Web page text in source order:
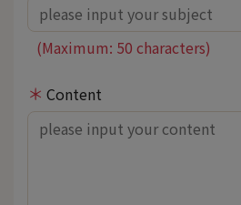
(Maximum: 50 characters)
Content